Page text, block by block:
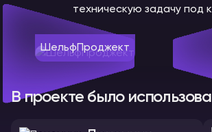
техническую задачу под
ШельфПроджект
В проекте было